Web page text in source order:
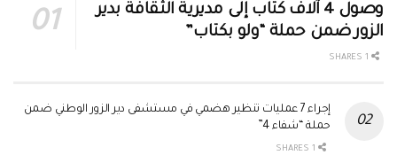
وصول 4 آلاف كتاب إلى مديرية الثقافة بدير
الزور ضمن حملة “ولو بكتاب”
إجراء 7 عمليات تنظير هضمي في مستشفى دير الزور الوطني ضمن
حملة “شفاء 4”